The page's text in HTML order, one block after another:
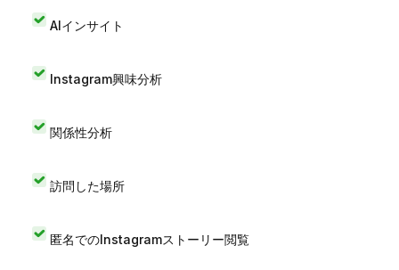
AIインサイト
Instagram興味分析
関係性分析
訪問した場所
匿名でのInstagramストーリー閲覧